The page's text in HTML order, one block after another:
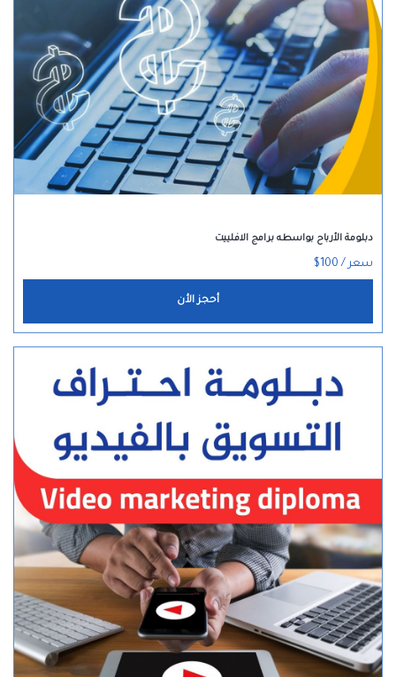
دبلومة الأرباح بواسطه برامج الافلييت
سعر / 100$
أحجز الأن